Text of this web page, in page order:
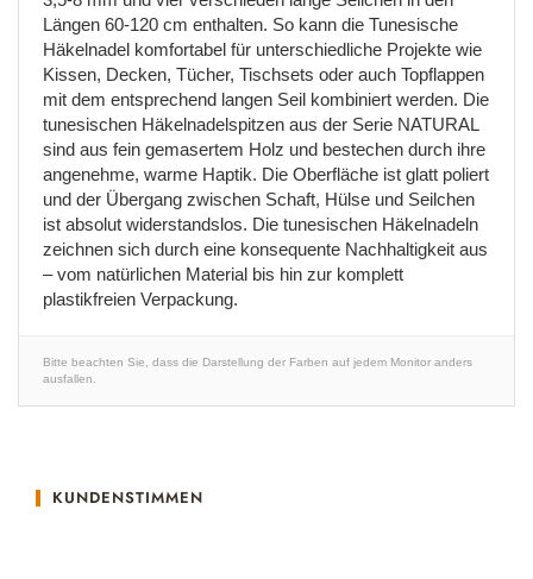
Längen 60-120 cm enthalten. So kann die Tunesische
Häkelnadel komfortabel für unterschiedliche Projekte wie
Kissen, Decken, Tücher, Tischsets oder auch Topflappen
mit dem entsprechend langen Seil kombiniert werden. Die
tunesischen Häkelnadelspitzen aus der Serie NATURAL
sind aus fein gemasertem Holz und bestechen durch ihre
angenehme, warme Haptik. Die Oberfläche ist glatt poliert
und der Übergang zwischen Schaft, Hülse und Seilchen
ist absolut widerstandslos. Die tunesischen Häkelnadeln
zeichnen sich durch eine konsequente Nachhaltigkeit aus
– vom natürlichen Material bis hin zur komplett
plastikfreien Verpackung.
Bitte beachten Sie, dass die Darstellung der Farben auf jedem Monitor anders
ausfallen.
KUNDENSTIMMEN